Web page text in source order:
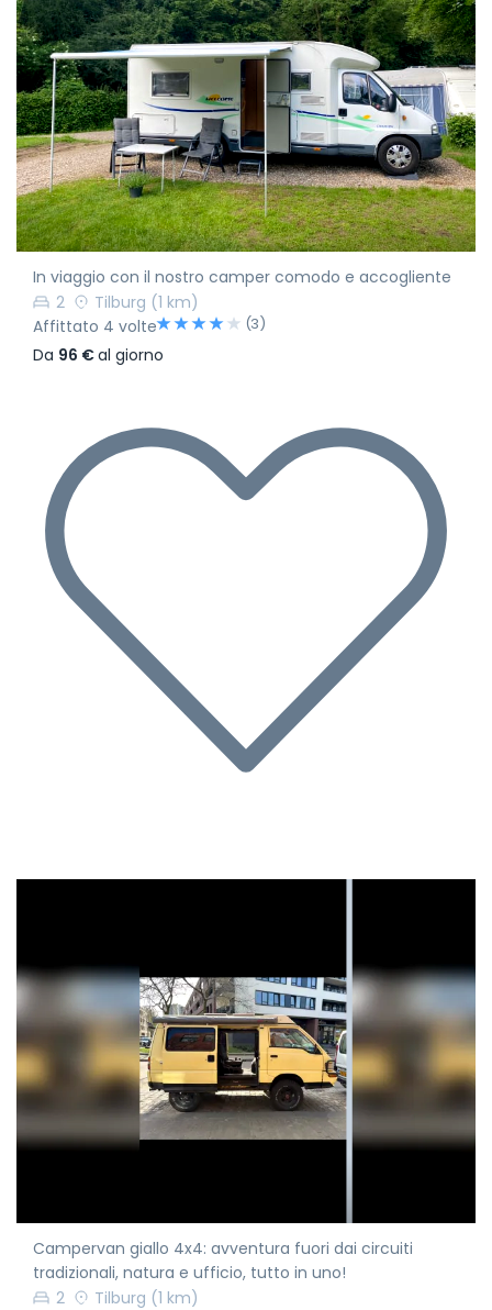
In viaggio con il nostro camper comodo e accogliente
2
Tilburg (1 km)
Affittato 4 volte
(3)
Da 96 €al giorno
Campervan giallo 4x4: avventura fuori dai circuiti
tradizionali, natura e ufficio, tutto in uno!
2
Tilburg (1 km)